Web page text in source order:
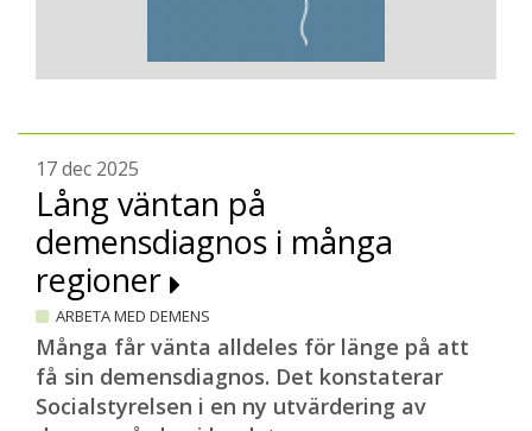
17 dec 2025
Lång väntan på
demensdiagnos i många
regioner
ARBETA MED DEMENS
Många får vänta alldeles för länge på att
få sin demensdiagnos. Det konstaterar
Socialstyrelsen i en ny utvärdering av